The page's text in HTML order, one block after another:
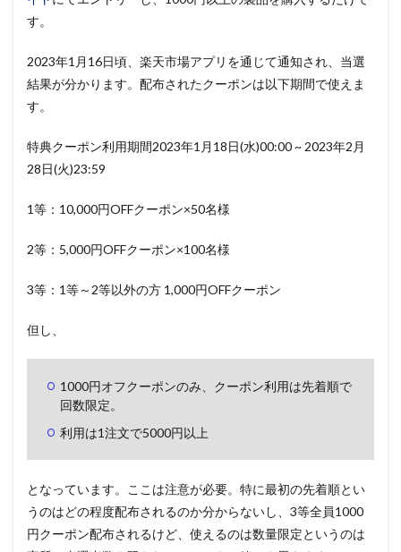
す。
2023年1月16日頃、楽天市場アプリを通じて通知され、当選
結果が分かります。配布されたクーポンは以下期間で使えま
す。
特典クーポン利用期間2023年1月18日(水)00:00 ~ 2023年2月
28日(火)23:59
1等：10,000円OFFクーポン×50名様
2等：5,000円OFFクーポン×100名様
3等：1等～2等以外の方 1,000円OFFクーポン
但し、
1000円オフクーポンのみ、クーポン利用は先着順で
回数限定。
利用は1注文で5000円以上
となっています。ここは注意が必要。特に最初の先着順とい
うのはどの程度配布されるのか分からないし、3等全員1000
円クーポン配布されるけど、使えるのは数量限定というのは